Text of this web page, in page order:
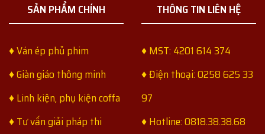
SẢN PHẨM CHÍNH
♦ Ván ép phủ phim
♦ Giàn giáo thông minh
♦ Linh kiện, phụ kiện coffa
♦ Tư vấn giải pháp thi
THÔNG TIN LIÊN HỆ
♦ MST: 4201 614 374
♦ Điện thoại: 0258 625 33
97
♦ Hotline: 0818.38.38.68